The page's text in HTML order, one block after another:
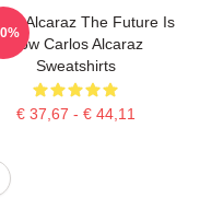
Alcaraz The Future Is
Now Carlos Alcaraz
Sweatshirts
€ 37,67 - € 44,11